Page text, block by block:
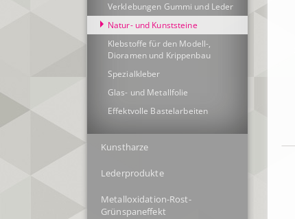
Verklebungen Gummi und Leder
Natur- und Kunststeine
Klebstoffe für den Modell-,
Dioramen und Krippenbau
Spezialkleber
Glas- und Metallfolie
Effektvolle Bastelarbeiten
Kunstharze
Lederprodukte
Metalloxidation-Rost-
Grünspaneffekt